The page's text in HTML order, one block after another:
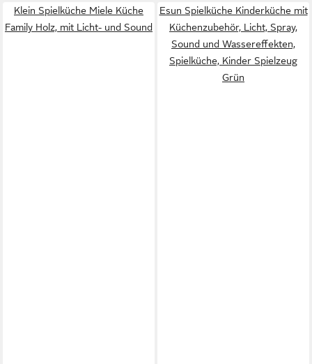
Klein Spielküche Miele Küche
Family Holz, mit Licht- und Sound
Esun Spielküche Kinderküche mit
Küchenzubehör, Licht, Spray,
Sound und Wassereffekten,
Spielküche, Kinder Spielzeug
Grün